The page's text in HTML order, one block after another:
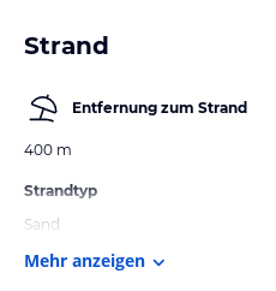
Strand
Entfernung zum Strand
400 m
Strandtyp
Sand
Mehr anzeigen